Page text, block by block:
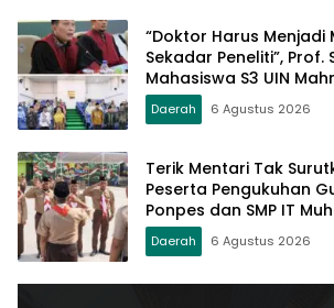
“Doktor Harus Menjadi
Sekadar Peneliti”,
Mahasiswa S3 UIN
Batusangkar
Daerah 6 Agustus 2026
Terik Mentari Tak
Peserta Pengukuhan
Ponpes dan SMP IT
Daerah 6 Agustus 2026